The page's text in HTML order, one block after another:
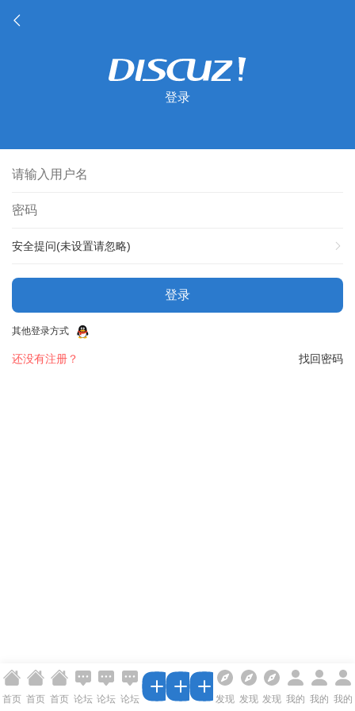
登录
安全提问(未设置请忽略)
登录
其他登录方式
找回密码
还没有注册？
首页 首页 首页 论坛 论坛 论坛 发现 发现 发现 我的 我的 我的